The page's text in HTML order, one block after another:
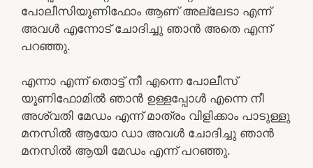
പോലീസിയൂണിഫോം ആണ് അല്ലേടാ എന്ന്
അവൾ എന്നോട് ചോദിച്ചു ഞാൻ അതെ എന്ന്
പറഞ്ഞു.
എന്നാ എന്ന് തൊട്ട് നീ എന്നെ പോലീസ്
യൂണിഫോമിൽ ഞാൻ ഉള്ളപ്പോൾ എന്നെ നീ
അശ്വതി മേഡം എന്ന് മാത്രം വിളിക്കാം പാടുള്ളു
മനസിൽ ആയോ ഡാ അവൾ ചോദിച്ചു ഞാൻ
മനസിൽ ആയി മേഡം എന്ന് പറഞ്ഞു.